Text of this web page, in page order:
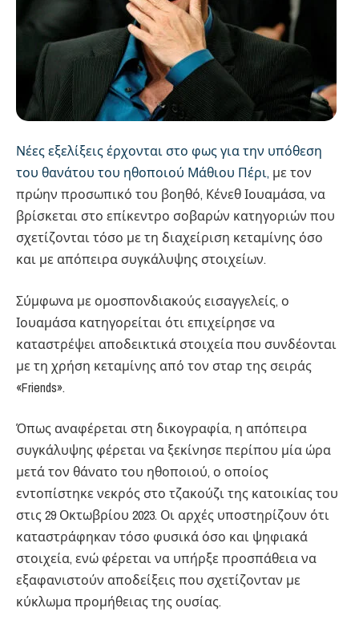
Νέες εξελίξεις έρχονται στο φως για την υπόθεση
του θανάτου του ηθοποιού Μάθιου Πέρι, με τον
πρώην προσωπικό του βοηθό, Κένεθ Ιουαμάσα, να
βρίσκεται στο επίκεντρο σοβαρών κατηγοριών που
σχετίζονται τόσο με τη διαχείριση κεταμίνης όσο
και με απόπειρα συγκάλυψης στοιχείων.
Σύμφωνα με ομοσπονδιακούς εισαγγελείς, ο
Ιουαμάσα κατηγορείται ότι επιχείρησε να
καταστρέψει αποδεικτικά στοιχεία που συνδέονται
με τη χρήση κεταμίνης από τον σταρ της σειράς
«Friends».
Όπως αναφέρεται στη δικογραφία, η απόπειρα
συγκάλυψης φέρεται να ξεκίνησε περίπου μία ώρα
μετά τον θάνατο του ηθοποιού, ο οποίος
εντοπίστηκε νεκρός στο τζακούζι της κατοικίας του
στις 29 Οκτωβρίου 2023. Οι αρχές υποστηρίζουν ότι
καταστράφηκαν τόσο φυσικά όσο και ψηφιακά
στοιχεία, ενώ φέρεται να υπήρξε προσπάθεια να
εξαφανιστούν αποδείξεις που σχετίζονταν με
κύκλωμα προμήθειας της ουσίας.